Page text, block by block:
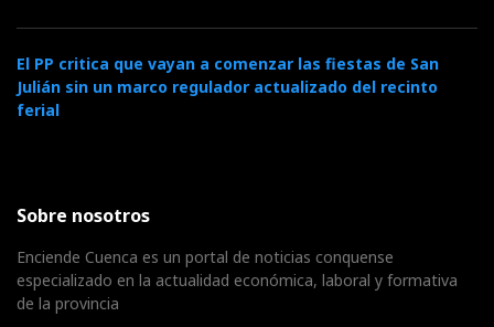
El PP critica que vayan a comenzar las fiestas de San
Julián sin un marco regulador actualizado del recinto
ferial
Sobre nosotros
Enciende Cuenca es un portal de noticias conquense
especializado en la actualidad económica, laboral y formativa
de la provincia